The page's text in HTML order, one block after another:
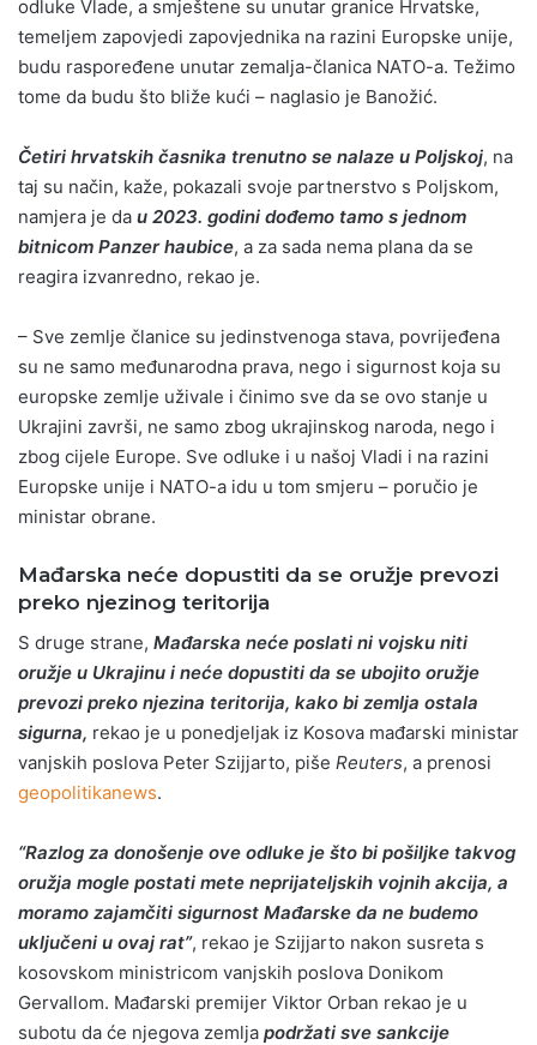
odluke Vlade, a smještene su unutar granice Hrvatske,
temeljem zapovjedi zapovjednika na razini Europske unije,
budu raspoređene unutar zemalja-članica NATO-a. Težimo
tome da budu što bliže kući – naglasio je Banožić.
Četiri hrvatskih časnika trenutno se nalaze u Poljskoj, na
taj su način, kaže, pokazali svoje partnerstvo s Poljskom,
namjera je da u 2023. godini dođemo tamo s jednom
bitnicom Panzer haubice, a za sada nema plana da se
reagira izvanredno, rekao je.
– Sve zemlje članice su jedinstvenoga stava, povrijeđena
su ne samo međunarodna prava, nego i sigurnost koja su
europske zemlje uživale i činimo sve da se ovo stanje u
Ukrajini završi, ne samo zbog ukrajinskog naroda, nego i
zbog cijele Europe. Sve odluke i u našoj Vladi i na razini
Europske unije i NATO-a idu u tom smjeru – poručio je
ministar obrane.
Mađarska neće dopustiti da se oružje prevozi
preko njezinog teritorija
S druge strane, Mađarska neće poslati ni vojsku niti
oružje u Ukrajinu i neće dopustiti da se ubojito oružje
prevozi preko njezina teritorija, kako bi zemlja ostala
sigurna, rekao je u ponedjeljak iz Kosova mađarski ministar
vanjskih poslova Peter Szijjarto, piše Reuters, a prenosi
geopolitikanews.
“Razlog za donošenje ove odluke je što bi pošiljke takvog
oružja mogle postati mete neprijateljskih vojnih akcija, a
moramo zajamčiti sigurnost Mađarske da ne budemo
uključeni u ovaj rat”, rekao je Szijjarto nakon susreta s
kosovskom ministricom vanjskih poslova Donikom
Gervallom. Mađarski premijer Viktor Orban rekao je u
subotu da će njegova zemlja podržati sve sankcije